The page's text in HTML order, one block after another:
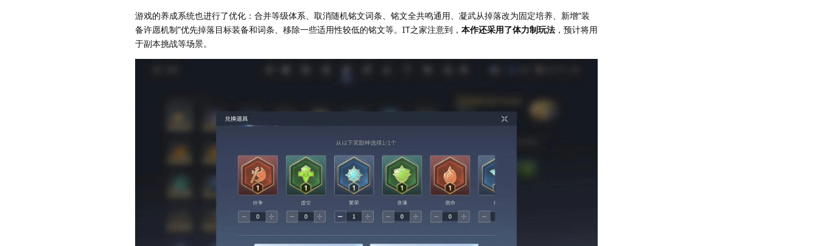
游戏的养成系统也进行了优化：合并等级体系、取消随机铭文词条、铭文全共鸣通用、凝武从掉落改为固定培养、新增“装
备许愿机制”优先掉落目标装备和词条、移除一些适用性较低的铭文等。IT之家注意到， 本作还采用了体力制玩法 ，预计将用
于副本挑战等场景。